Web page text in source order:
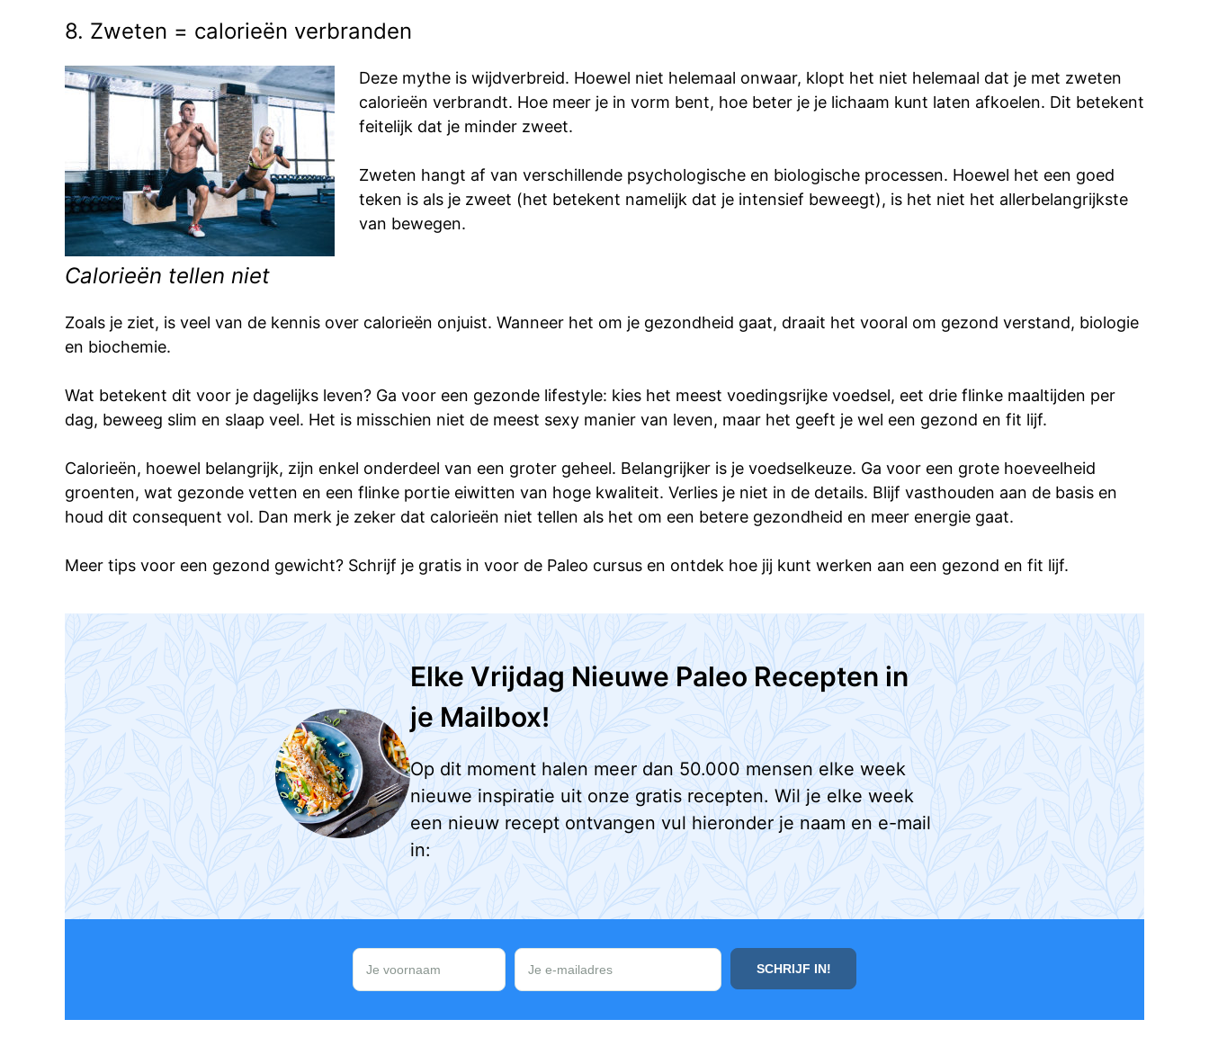
8. Zweten = calorieën verbranden
Deze mythe is wijdverbreid. Hoewel niet helemaal onwaar, klopt het niet helemaal dat je met zweten
calorieën verbrandt. Hoe meer je in vorm bent, hoe beter je je lichaam kunt laten afkoelen. Dit betekent
feitelijk dat je minder zweet.
Zweten hangt af van verschillende psychologische en biologische processen. Hoewel het een goed
teken is als je zweet (het betekent namelijk dat je intensief beweegt), is het niet het allerbelangrijkste
van bewegen.
Calorieën tellen niet
Zoals je ziet, is veel van de kennis over calorieën onjuist. Wanneer het om je gezondheid gaat, draait het vooral om gezond verstand, biologie
en biochemie.
Wat betekent dit voor je dagelijks leven? Ga voor een gezonde lifestyle: kies het meest voedingsrijke voedsel, eet drie flinke maaltijden per
dag, beweeg slim en slaap veel. Het is misschien niet de meest sexy manier van leven, maar het geeft je wel een gezond en fit lijf.
Calorieën, hoewel belangrijk, zijn enkel onderdeel van een groter geheel. Belangrijker is je voedselkeuze. Ga voor een grote hoeveelheid
groenten, wat gezonde vetten en een flinke portie eiwitten van hoge kwaliteit. Verlies je niet in de details. Blijf vasthouden aan de basis en
houd dit consequent vol. Dan merk je zeker dat calorieën niet tellen als het om een betere gezondheid en meer energie gaat.
Meer tips voor een gezond gewicht? Schrijf je gratis in voor de Paleo cursus en ontdek hoe jij kunt werken aan een gezond en fit lijf.
Elke Vrijdag Nieuwe Paleo Recepten in
je Mailbox!
Op dit moment halen meer dan 50.000 mensen elke week
nieuwe inspiratie uit onze gratis recepten. Wil je elke week
een nieuw recept ontvangen vul hieronder je naam en e-mail
in: